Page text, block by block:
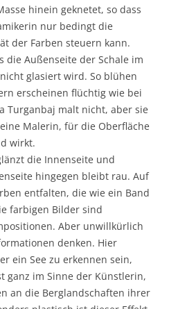
hinein geknetet, so dass
nur bedingt die
der Farben steuern kann.
die Außenseite der Schale im
glasiert wird. So blühen
erscheinen flüchtig wie bei
Turganbaj malt nicht, aber sie
Malerin, für die Oberfläche
wirkt.
die Innenseite und
hingegen bleibt rau. Auf
entfalten, die wie ein Band
farbigen Bilder sind
Aber unwillkürlich
denken. Hier
ein See zu erkennen sein,
ganz im Sinne der Künstlerin,
an die Berglandschaften ihrer